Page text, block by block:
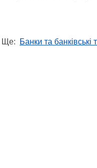
Ще: Банки та банківські